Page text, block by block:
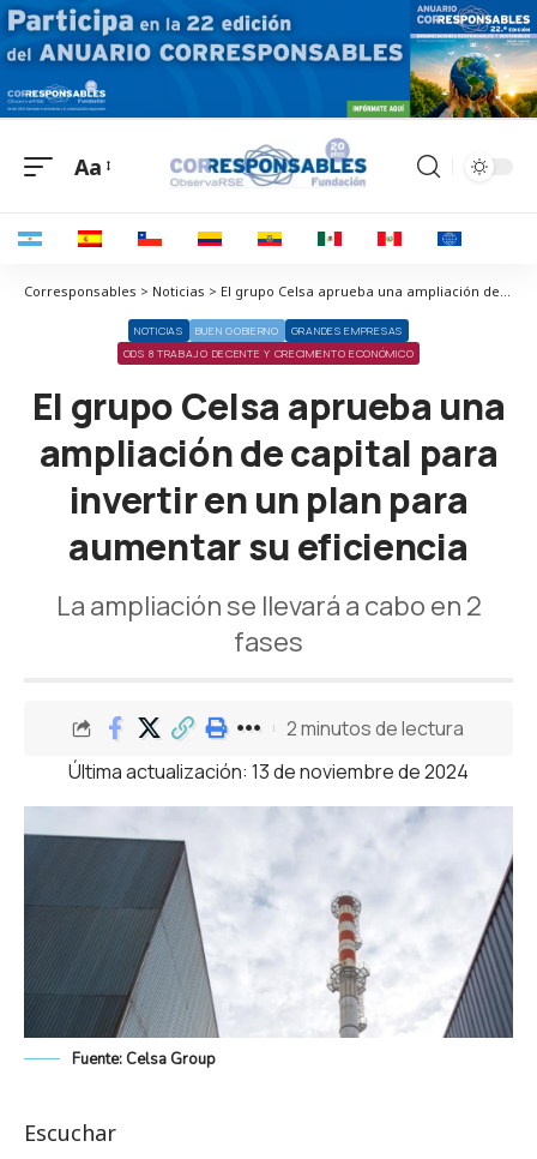
Aa
Corresponsables > Noticias > El grupo Celsa aprueba una ampliación de capital para invertir en un plan para aumentar su eficiencia
NOTICIAS BUEN GOBIERNO
GRANDES EMPRESAS
ODS 8 TRABAJO DECENTE Y CRECIMIENTO ECONÓMICO
El grupo Celsa aprueba una
ampliación de capital para
invertir en un plan para
aumentar su eficiencia
La ampliación se llevará a cabo en 2
fases
Última actualización: 13 de noviembre de 2024
2 minutos de lectura
Fuente: Celsa Group
Escuchar